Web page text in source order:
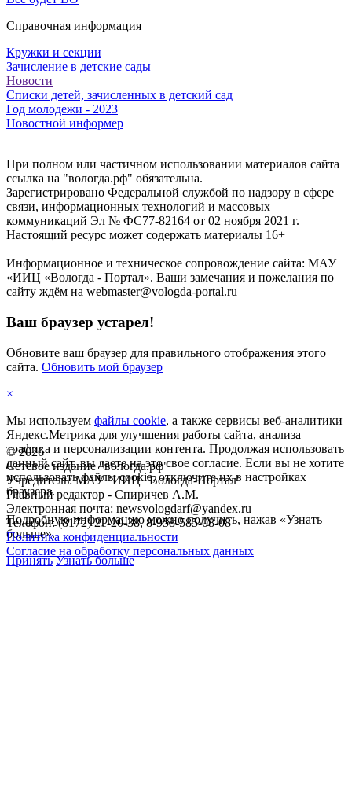
Справочная информация
Кружки и секции
Зачисление в детские сады
Новости
Списки детей, зачисленных в детский сад
Год молодежи - 2023
©2026
Сетевое издание "вологда.рф"
Учредитель: МАУ "ИИЦ "Вологда-Портал"
Главный редактор - Спиричев А.М.
Электронная почта: newsvologdarf@yandex.ru
Телефон: (8172) 21-20-38, 8-958-585-08-08
Политика конфиденциальности
Согласие на обработку персональных данных
Новостной информер
При полном или частичном использовании материалов сайта
ссылка на "вологда.рф" обязательна.
Зарегистрировано Федеральной службой по надзору в сфере
связи, информационных технологий и массовых
коммуникаций Эл № ФС77-82164 от 02 ноября 2021 г.
Настоящий ресурс может содержать материалы 16+
Информационное и техническое сопровождение сайта: МАУ
«ИИЦ «Вологда - Портал». Ваши замечания и пожелания по
сайту ждём на webmaster@vologda-portal.ru
Ваш браузер устарел!
Обновите ваш браузер для правильного отображения этого
сайта. Обновить мой браузер
×
Мы используем файлы cookie, а также сервисы веб-аналитики
Яндекс.Метрика для улучшения работы сайта, анализа
трафика и персонализации контента. Продолжая использовать
данный сайт, вы даете на это свое согласие. Если вы не хотите
использовать файлы cookie, отключите их в настройках
браузера.
Подробную информацию можно получить, нажав «Узнать
больше».
Принять Узнать больше